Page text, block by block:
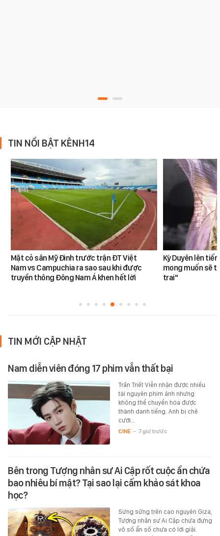
TIN NỔI BẬT KÊNH14
Mặt cỏ sân Mỹ Đình trước trận ĐT Việt
Nam vs Campuchia ra sao sau khi được
truyền thông Đông Nam Á khen hết lời
Kỳ Duyên lên
mong muốn sẽ
trai"
TIN MỚI CẬP NHẬT
Nam diễn viên đóng 17 phim vẫn thất bại
Trần Triết Viễn nhận được nhiều
tài nguyên phim ảnh nhưng
không thể chuyển hóa được
thành danh tiếng. Anh bị chê
cười…
CINE - 7 giờ trước
Bên trong Tượng nhân sư Ai Cập rốt cuộc ẩn chứa
bao nhiêu bí mật? Tại sao lại cấm khảo sát khoa
học?
Sừng sững trên cao nguyên Giza,
Tượng nhân sư Ai Cập chứa đựng
vô số ẩn số chưa có lời giải.